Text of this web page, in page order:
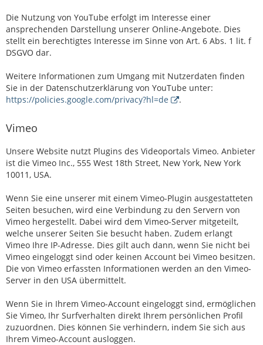
Die Nutzung von YouTube erfolgt im Interesse einer
ansprechenden Darstellung unserer Online-Angebote. Dies
stellt ein berechtigtes Interesse im Sinne von Art. 6 Abs. 1 lit. f
DSGVO dar.
Weitere Informationen zum Umgang mit Nutzerdaten finden
Sie in der Datenschutzerklärung von YouTube unter:
https://policies.google.com/privacy?hl=de
.
Vimeo
Unsere Website nutzt Plugins des Videoportals Vimeo. Anbieter
ist die Vimeo Inc., 555 West 18th Street, New York, New York
10011, USA.
Wenn Sie eine unserer mit einem Vimeo-Plugin ausgestatteten
Seiten besuchen, wird eine Verbindung zu den Servern von
Vimeo hergestellt. Dabei wird dem Vimeo-Server mitgeteilt,
welche unserer Seiten Sie besucht haben. Zudem erlangt
Vimeo Ihre IP-Adresse. Dies gilt auch dann, wenn Sie nicht bei
Vimeo eingeloggt sind oder keinen Account bei Vimeo besitzen.
Die von Vimeo erfassten Informationen werden an den Vimeo-
Server in den USA übermittelt.
Wenn Sie in Ihrem Vimeo-Account eingeloggt sind, ermöglichen
Sie Vimeo, Ihr Surfverhalten direkt Ihrem persönlichen Profil
zuzuordnen. Dies können Sie verhindern, indem Sie sich aus
Ihrem Vimeo-Account ausloggen.